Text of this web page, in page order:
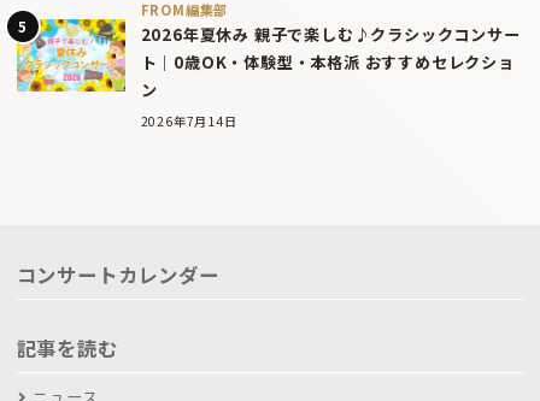
FROM編集部
2026年夏休み 親子で楽しむ♪クラシックコンサー
ト｜0歳OK・体験型・本格派 おすすめセレクショ
ン
2026年7月14日
コンサートカレンダー
記事を読む